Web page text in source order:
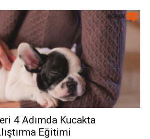
4 Adımda Kucakta
Eğitimi